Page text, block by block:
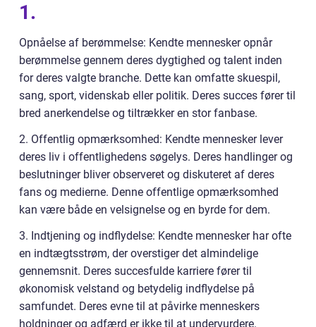
1.
Opnåelse af berømmelse: Kendte mennesker opnår
berømmelse gennem deres dygtighed og talent inden
for deres valgte branche. Dette kan omfatte skuespil,
sang, sport, videnskab eller politik. Deres succes fører til
bred anerkendelse og tiltrækker en stor fanbase.
2. Offentlig opmærksomhed: Kendte mennesker lever
deres liv i offentlighedens søgelys. Deres handlinger og
beslutninger bliver observeret og diskuteret af deres
fans og medierne. Denne offentlige opmærksomhed
kan være både en velsignelse og en byrde for dem.
3. Indtjening og indflydelse: Kendte mennesker har ofte
en indtægtsstrøm, der overstiger det almindelige
gennemsnit. Deres succesfulde karriere fører til
økonomisk velstand og betydelig indflydelse på
samfundet. Deres evne til at påvirke menneskers
holdninger og adfærd er ikke til at undervurdere.